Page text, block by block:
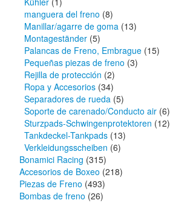
manguera del freno (8)
Manillar/agarre de goma (13)
Montageständer (5)
Palancas de Freno, Embrague (15)
Pequeñas piezas de freno (3)
Rejilla de protección (2)
Ropa y Accesorios (34)
Separadores de rueda (5)
Soporte de carenado/Conducto air (6)
Sturzpads-Schwingenprotektoren (12)
Tankdeckel-Tankpads (13)
Verkleidungsscheiben (6)
Bonamici Racing (315)
Accesorios de Boxeo (218)
Piezas de Freno (493)
Bombas de freno (26)